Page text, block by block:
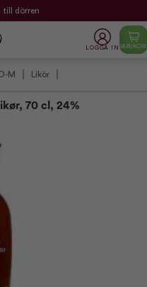
till dörren
LOGGA IN
M Likör
70 cl, 24%